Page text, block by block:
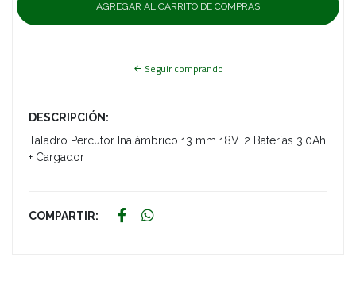
Seguir comprando
DESCRIPCIÓN:
Taladro Percutor Inalámbrico 13 mm 18V. 2 Baterías 3.0Ah
+ Cargador
COMPARTIR: